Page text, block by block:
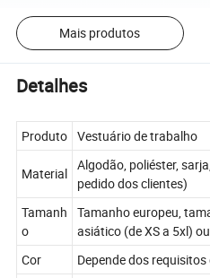
Mais produtos
Detalhes
Produto Vestuário de trabalho
Material
Algodão, poliéster,
pedido dos clientes)
Tamanh
o
Tamanho europeu,
asiático (de XS a 5xl)
Cor
Depende dos